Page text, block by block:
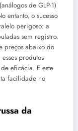
de GLP-1)
entanto, o sucesso
perigoso: a
sem registro.
preços abaixo do
produtos
eficácia. E este
facilidade no
da